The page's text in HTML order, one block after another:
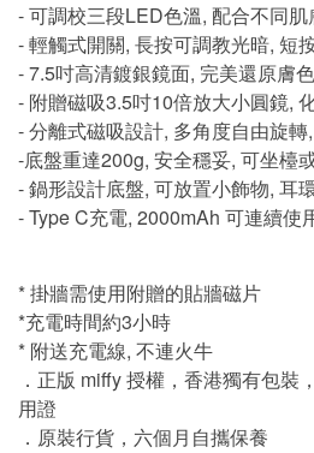
- 可調校三段LED色溫, 配合不同肌
- 輕觸式開關, 長按可調教光暗, 短
- 7.5吋高清鍍銀鏡面, 完美還原膚色
- 附贈磁吸3.5吋10倍放大小圓鏡,
- 分離式磁吸設計, 多角度自由旋轉
-底盤重達200g, 安全穩妥, 可坐檯
- 鍋形設計底盤, 可放置小飾物, 耳
- Type C充電, 2000mAh 可連續使
* 掛牆需使用附贈的貼牆磁片
*充電時間約3小時
* 附送充電線, 不連火牛
．正版 miffy 授權，香港獨有包裝
用證
．原裝行貨，六個月自攜保養